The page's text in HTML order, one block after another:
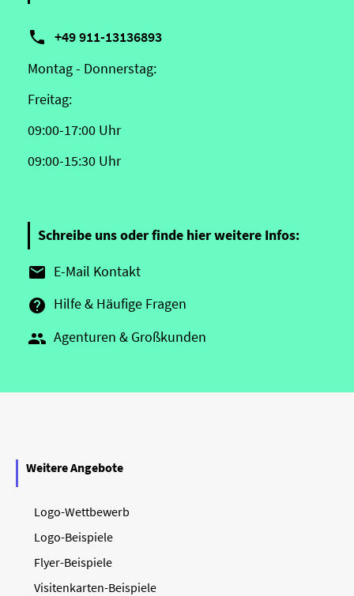
 +49 911-13136893
Montag - Donnerstag:
Freitag:
09:00-17:00 Uhr
09:00-15:30 Uhr
Schreibe uns oder finde hier weitere Infos:
 E-Mail Kontakt
 Hilfe & Häufige Fragen
 Agenturen & Großkunden
Weitere Angebote
Logo-Wettbewerb
Logo-Beispiele
Flyer-Beispiele
Visitenkarten-Beispiele